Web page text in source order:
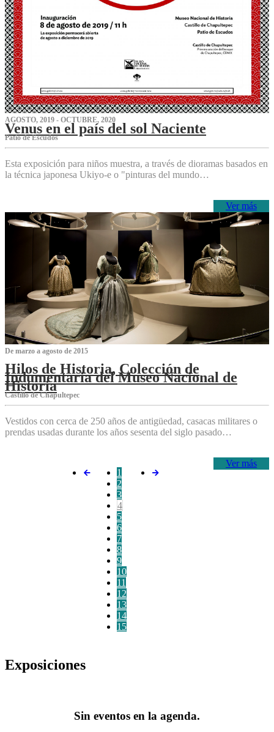
AGOSTO, 2019 - OCTUBRE, 2020
Venus en el país del sol Naciente
P‌atio de Escudos
Esta exposición para niños muestra, a través de dioramas basados en
la técnica japonesa Ukiyo-e o "pinturas del mundo…
Ver más
De marzo a agosto de 2015
Hilos de Historia, Colección de
Indumentaria del Museo Nacional de
Historia
Castillo de Chapultepec
Vestidos con cerca de 250 años de antigüedad, casacas militares o
prendas usadas durante los años sesenta del siglo pasado…
Ver más
1
2
3
4
5
6
7
8
9
10
11
12
13
14
15
Exposiciones
Sin eventos en la agenda.